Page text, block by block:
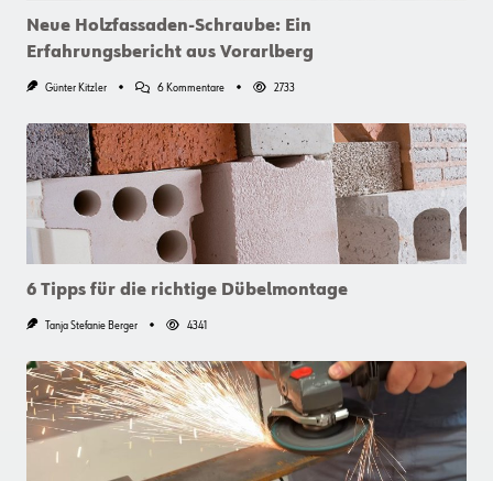
Neue Holzfassaden-Schraube: Ein
Erfahrungsbericht aus Vorarlberg
Günter Kitzler 6 KommentareZu
Schraube:
Ein
Erfahrungsbericht
Aus
Vorarlberg
2733
6 Tipps für die richtige Dübelmontage
Tanja Stefanie Berger 4341